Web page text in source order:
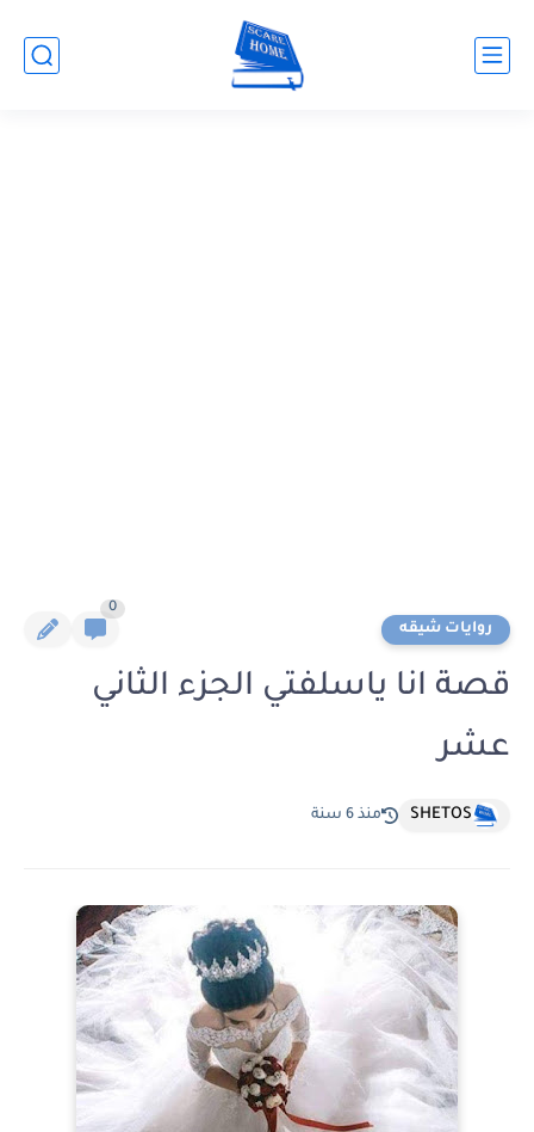
روايات شيقه
0
قصة انا ياسلفتي الجزء الثاني
عشر
SHETOS منذ 6 سنة